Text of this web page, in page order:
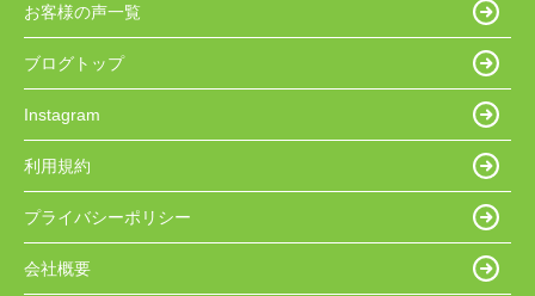
お客様の声一覧
ブログトップ
Instagram
利用規約
プライバシーポリシー
会社概要